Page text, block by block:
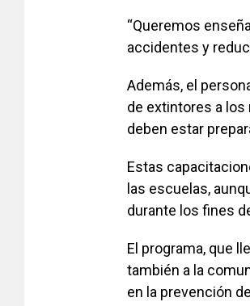
“Queremos
accidentes y
Además, el
de extintores a
deben estar
Estas
las escuelas,
durante los fines
El programa, que
también a la
en la prevención